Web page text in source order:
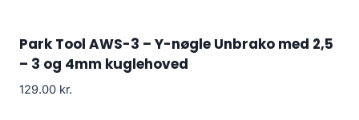
Park Tool AWS-3 – Y-nøgle Unbrako med 2,5
– 3 og 4mm kuglehoved
129.00 kr.